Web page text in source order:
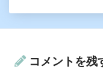
コメントを残